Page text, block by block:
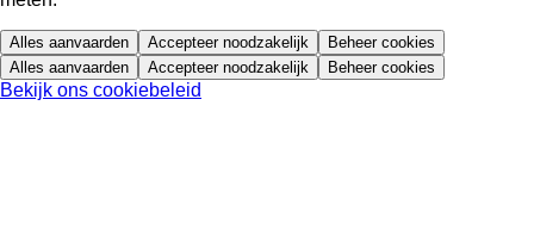
Alles aanvaarden Accepteer noodzakelijk
Beheer cookies
Alles aanvaarden
Accepteer noodzakelijk Beheer cookies
Bekijk ons cookiebeleid